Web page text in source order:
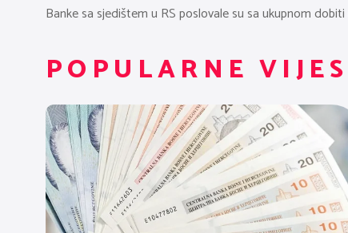
Banke sa sjedištem u RS poslovale su sa ukupnom
POPULARNE